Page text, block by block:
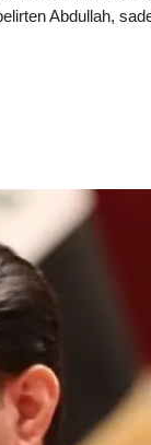
Abdullah,